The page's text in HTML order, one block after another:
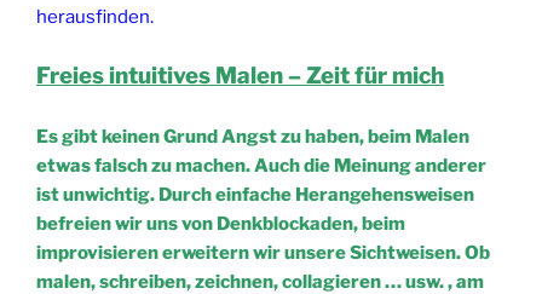
herausfinden.
Freies intuitives Malen – Zeit für mich
Es gibt keinen Grund Angst zu haben, beim Malen
etwas falsch zu machen. Auch die Meinung anderer
ist unwichtig. Durch einfache Herangehensweisen
befreien wir uns von Denkblockaden, beim
improvisieren erweitern wir unsere Sichtweisen. Ob
malen, schreiben, zeichnen, collagieren … usw. , am